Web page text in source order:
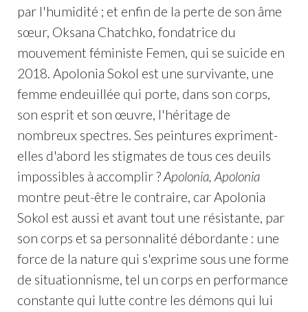
par l'humidité ; et enfin de la perte de son âme
sœur, Oksana Chatchko, fondatrice du
mouvement féministe Femen, qui se suicide en
2018. Apolonia Sokol est une survivante, une
femme endeuillée qui porte, dans son corps,
son esprit et son œuvre, l'héritage de
nombreux spectres. Ses peintures expriment-
elles d'abord les stigmates de tous ces deuils
impossibles à accomplir ?Apolonia, Apolonia
montre peut-être le contraire, car Apolonia
Sokol est aussi et avant tout une résistante, par
son corps et sa personnalité débordante : une
force de la nature qui s'exprime sous une forme
de situationnisme, tel un corps en performance
constante qui lutte contre les démons qui lui